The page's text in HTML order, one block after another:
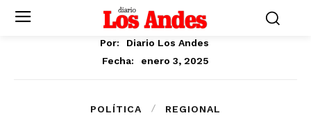
Por:
Diario Los Andes
Fecha:
enero 3, 2025
POLÍTICA REGIONAL